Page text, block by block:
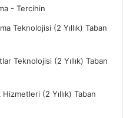
- Tercihin
Teknolojisi (2 Yıllık) Taban
Teknolojisi (2 Yıllık) Taban
(2 Yıllık) Taban